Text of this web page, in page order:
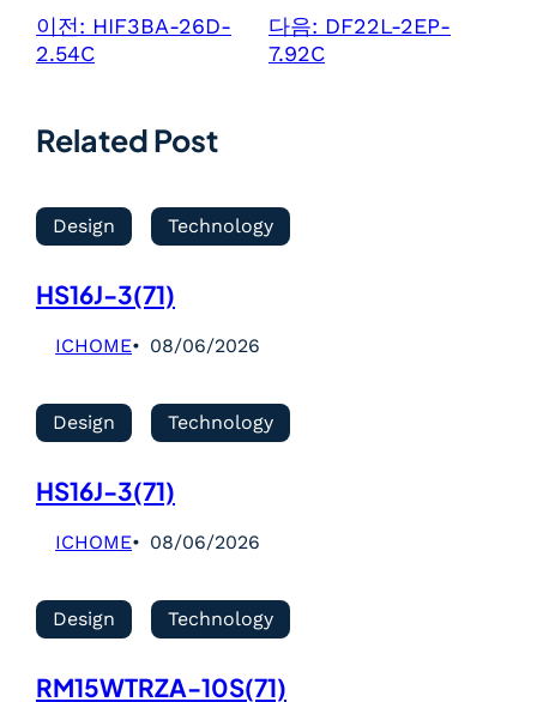
이전: HIF3BA-26D-
2.54C
다음: DF22L-2EP-
7.92C
Related Post
Design Technology
HS16J-3(71)
ICHOME 08/06/2026
Design Technology
HS16J-3(71)
ICHOME 08/06/2026
Design Technology
RM15WTRZA-10S(71)